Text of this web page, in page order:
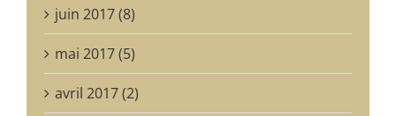
juin 2017 (8)
mai 2017 (5)
avril 2017 (2)